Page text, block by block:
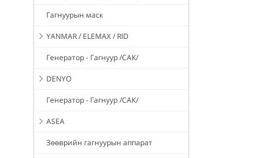
Гагнуурын маск
YANMAR / ELEMAX / RID
Генератор - Гагнуур /САК/
DENYO
Генератор - Гагнуур /САК/
ASEA
Зөөврийн гагнуурын аппарат